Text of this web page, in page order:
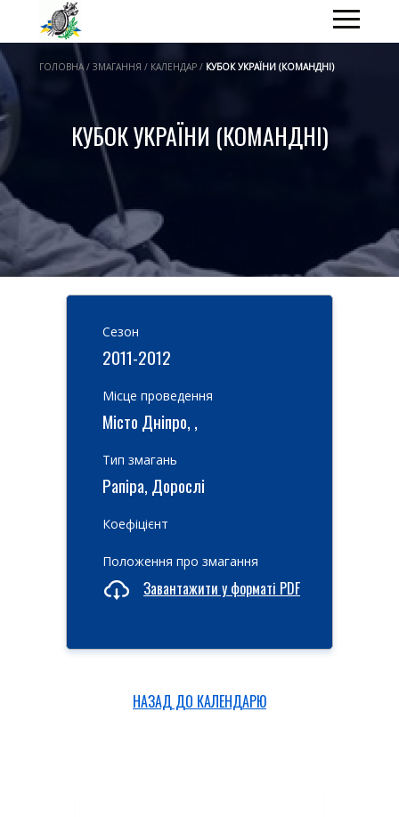
ГОЛОВНА / ЗМАГАННЯ / КАЛЕНДАР / КУБОК УКРАЇНИ (КОМАНДНІ)
КУБОК УКРАЇНИ (КОМАНДНІ)
Cезон
2011-2012
Місце проведення
Місто Дніпро, ,
Тип змагань
Рапіра, Дорослі
Коефіцієнт
Положення про змагання
Завантажити у форматі PDF
НАЗАД ДО КАЛЕНДАРЮ